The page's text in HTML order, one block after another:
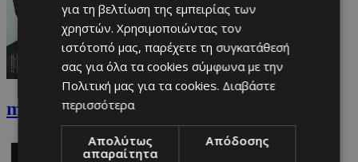
must Μαρτίου
για τη βελτίωση της εμπειρίας των
χρηστών. Χρησιμοποιώντας τον
ιστότοπό μας, παρέχετε τη συγκατάθεσή
σας για όλα τα cookies σύμφωνα με την
Πολιτική μας για τα cookies. Διαβάστε
περισσότερα
Απολύτως
απαραίτητα
Απόδοσης